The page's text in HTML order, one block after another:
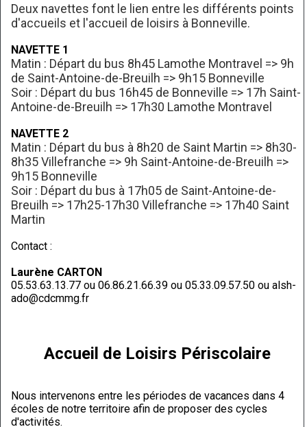
Deux navettes font le lien entre les différents points
d'accueils et l'accueil de loisirs à Bonneville.
NAVETTE 1
Matin : Départ du bus 8h45 Lamothe Montravel => 9h
de Saint-Antoine-de-Breuilh => 9h15 Bonneville
Soir : Départ du bus 16h45 de Bonneville => 17h Saint-
Antoine-de-Breuilh => 17h30 Lamothe Montravel
NAVETTE 2
Matin : Départ du bus à 8h20 de Saint Martin => 8h30-
8h35 Villefranche => 9h Saint-Antoine-de-Breuilh =>
9h15 Bonneville
Soir : Départ du bus à 17h05 de Saint-Antoine-de-
Breuilh => 17h25-17h30 Villefranche => 17h40 Saint
Martin
Contact :
Laurène CARTON
05.53.63.13.77 ou 06.86.21.66.39 ou 05.33.09.57.50 ou alsh-
ado@cdcmmg.fr
Accueil de Loisirs Périscolaire
Nous intervenons entre les périodes de vacances dans 4
écoles de notre territoire afin de proposer des cycles
d'activités.